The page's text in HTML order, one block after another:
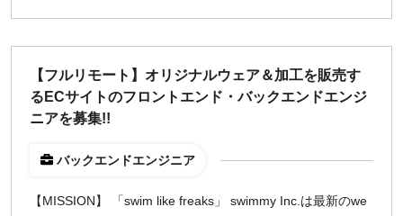
【フルリモート】オリジナルウェア＆加工を販売す
るECサイトのフロントエンド・バックエンドエンジ
ニアを募集!!
バックエンドエンジニア
【MISSION】 「swim like freaks」 swimmy Inc.は最新のwe